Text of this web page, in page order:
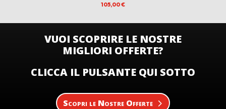
105,00€
VUOI SCOPRIRE LE NOSTRE
MIGLIORI OFFERTE?
CLICCA IL PULSANTE QUI SOTTO
Scopri le Nostre Offerte